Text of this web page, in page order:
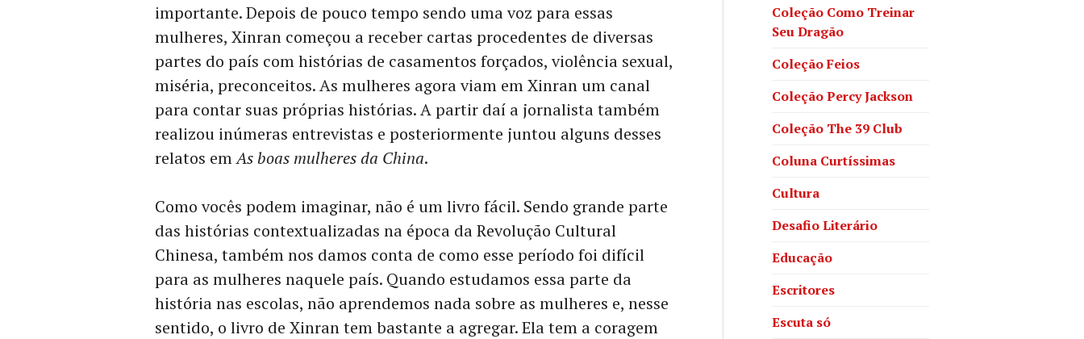
importante. Depois de pouco tempo sendo uma voz para essas
mulheres, Xinran começou a receber cartas procedentes de diversas
partes do país com histórias de casamentos forçados, violência sexual,
miséria, preconceitos. As mulheres agora viam em Xinran um canal
para contar suas próprias histórias. A partir daí a jornalista também
realizou inúmeras entrevistas e posteriormente juntou alguns desses
relatos emAs boas mulheres da China.
Como vocês podem imaginar, não é um livro fácil. Sendo grande parte
das histórias contextualizadas na época da Revolução Cultural
Chinesa, também nos damos conta de como esse período foi difícil
para as mulheres naquele país. Quando estudamos essa parte da
história nas escolas, não aprendemos nada sobre as mulheres e, nesse
sentido, o livro de Xinran tem bastante a agregar. Ela tem a coragem
Coleção Como Treinar
Seu Dragão
Coleção Feios
Coleção Percy Jackson
Coleção The 39 Club
Coluna Curtíssimas
Cultura
Desafio Literário
Educação
Escritores
Escuta só